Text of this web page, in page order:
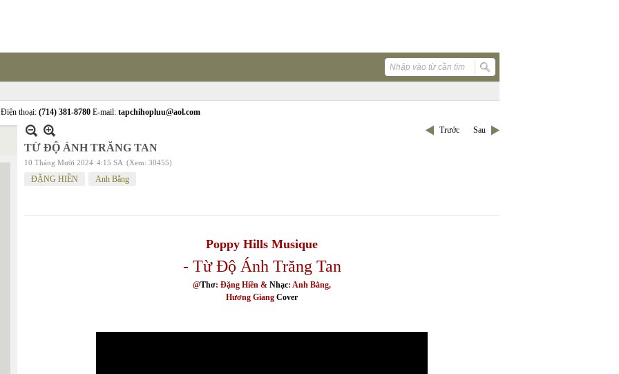
thoại: (714) 381-8780 E-mail: tapchihopluu@aol.com
Trước Sau
TỪ ĐỘ ÁNH TRĂNG TAN
10 Tháng Mười 2024 4:15 SA (Xem: 30455)
ĐẶNG HIỀN Anh Bằng
Poppy Hills Musique
- Từ Độ Ánh Trăng Tan
@Thơ: Đặng Hiền & Nhạc: Anh Bằng,
Hương Giang Cover